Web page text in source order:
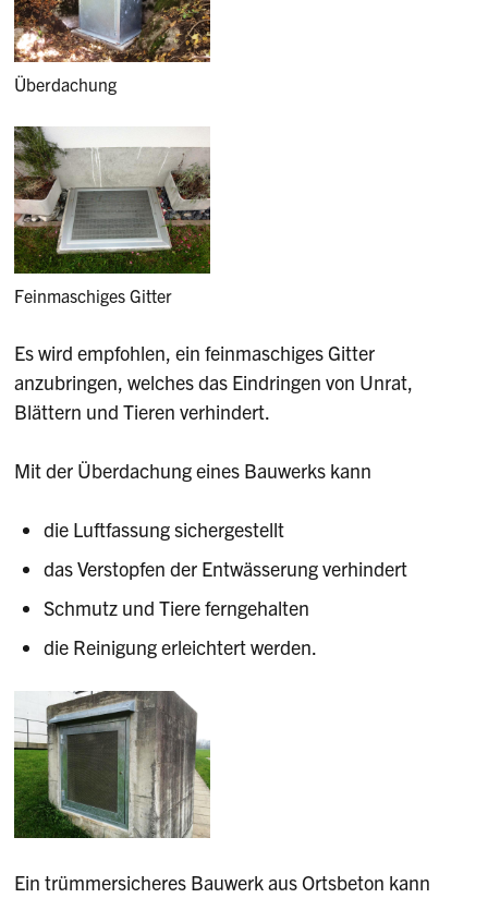
Überdachung
Feinmaschiges Gitter
Es wird empfohlen, ein feinmaschiges Gitter
anzubringen, welches das Eindringen von Unrat,
Blättern und Tieren verhindert.
Mit der Überdachung eines Bauwerks kann
die Luftfassung sichergestellt
das Verstopfen der Entwässerung verhindert
Schmutz und Tiere ferngehalten
die Reinigung erleichtert werden.
Ein trümmersicheres Bauwerk aus Ortsbeton kann